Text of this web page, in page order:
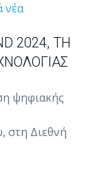
νέα
2024, ΤΗ
ψηφιακής
στη Διεθνή